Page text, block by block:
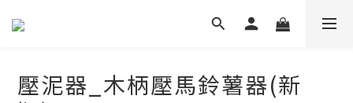
壓泥器_木柄壓馬鈴薯器(新